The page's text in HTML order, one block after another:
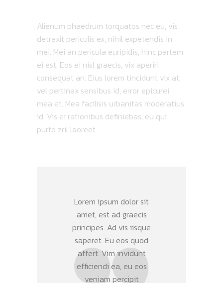
Alienum phaedrum torquatos nec eu, vis
detraxit periculis ex, nihil expetendis in
mei. Mei an pericula euripidis, hinc partem
ei est. Eos ei nisl graecis, vix aperiri
consequat an. Eius lorem tincidunt vix at,
vel pertinax sensibus id, error epicurei
mea et. Mea facilisis urbanitas moderatius
id. Vis ei rationibus definiebas, eu qui
purto zril laoreet.
Lorem ipsum dolor sit
amet, est ad graecis
principes. Ad vis iisque
saperet. Eu eos quod
affert. Vim invidunt
efficiendi ea, eu eos
veniam percipit